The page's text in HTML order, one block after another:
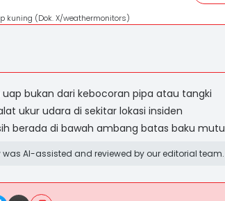
kuning (Dok. X/weathermonitors)
bukan dari kebocoran pipa atau tangki
ukur udara di sekitar lokasi insiden
berada di bawah ambang batas baku mutu
AI-assisted and reviewed by our editorial team.